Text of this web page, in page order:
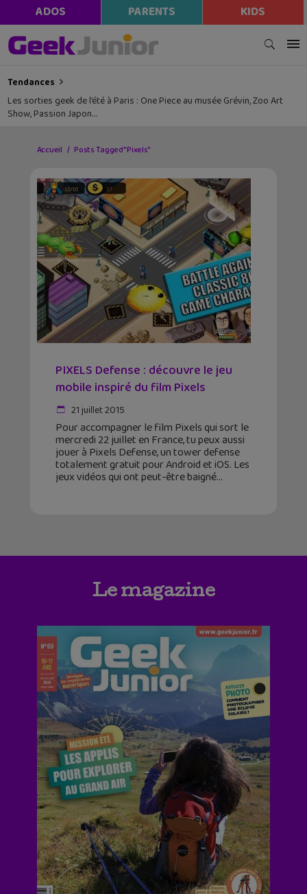
ADOS PARENTS KIDS
Tendances
Les sorties geek de l’été à Paris : One Piece au musée Grévin, Zoo Art
Show, Passion Japon…
Accueil Posts Tagged "Pixels"
PIXELS Defense : découvre le jeu
mobile inspiré du film Pixels
21 juillet 2015
Pour accompagner le film Pixels qui sort le
mercredi 22 juillet en France, tu peux aussi
jouer à Pixels Defense, un tower defense
totalement gratuit pour Android et iOS. Les
jeux vidéos qui ont peut-être baigné
Le magazine